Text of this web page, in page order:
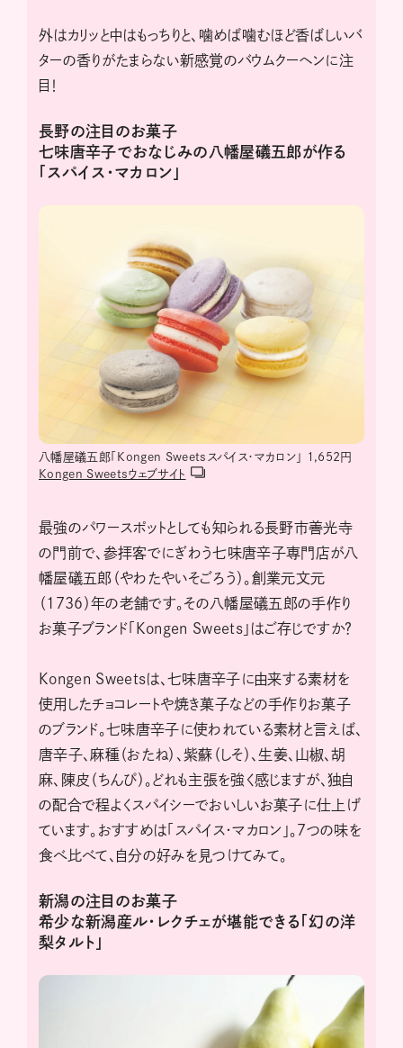
外はカリッと中はもっちりと、噛めば噛むほど香ばしいバ
ターの香りがたまらない新感覚のバウムクーヘンに注
目！
長野の注目のお菓子
七味唐辛子でおなじみの八幡屋礒五郎が作る
「スパイス・マカロン」
八幡屋礒五郎「Kongen Sweetsスパイス・マカロン」 1,652円
Kongen Sweetsウェブサイト
最強のパワースポットとしても知られる長野市善光寺
の門前で、参拝客でにぎわう七味唐辛子専門店が八
幡屋礒五郎（やわたやいそごろう）。創業元文元
（1736）年の老舗です。その八幡屋礒五郎の手作り
お菓子ブランド「Kongen Sweets」はご存じですか？
Kongen Sweetsは、七味唐辛子に由来する素材を
使用したチョコレートや焼き菓子などの手作りお菓子
のブランド。七味唐辛子に使われている素材と言えば、
唐辛子、麻種（おたね）、紫蘇（しそ）、生姜、山椒、胡
麻、陳皮（ちんぴ）。どれも主張を強く感じますが、独自
の配合で程よくスパイシーでおいしいお菓子に仕上げ
ています。おすすめは「スパイス・マカロン」。７つの味を
食べ比べて、自分の好みを見つけてみて。
新潟の注目のお菓子
希少な新潟産ル・レクチェが堪能できる「幻の洋
梨タルト」